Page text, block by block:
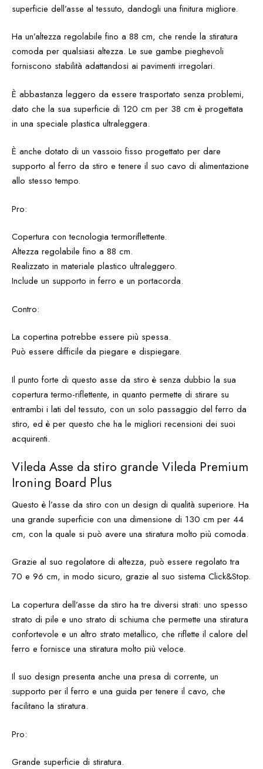
superficie dell’asse al tessuto, dandogli una finitura migliore.
Ha un’altezza regolabile fino a 88 cm, che rende la stiratura
comoda per qualsiasi altezza. Le sue gambe pieghevoli
forniscono stabilità adattandosi ai pavimenti irregolari.
È abbastanza leggero da essere trasportato senza problemi,
dato che la sua superficie di 120 cm per 38 cm è progettata
in una speciale plastica ultraleggera.
È anche dotato di un vassoio fisso progettato per dare
supporto al ferro da stiro e tenere il suo cavo di alimentazione
allo stesso tempo.
Pro:
Copertura con tecnologia termoriflettente.
Altezza regolabile fino a 88 cm.
Realizzato in materiale plastico ultraleggero.
Include un supporto in ferro e un portacorda.
Contro:
La copertina potrebbe essere più spessa.
Può essere difficile da piegare e dispiegare.
Il punto forte di questo asse da stiro è senza dubbio la sua
copertura termo-riflettente, in quanto permette di stirare su
entrambi i lati del tessuto, con un solo passaggio del ferro da
stiro, ed è per questo che ha le migliori recensioni dei suoi
acquirenti.
Vileda Asse da stiro grande Vileda Premium
Ironing Board Plus
Questo è l’asse da stiro con un design di qualità superiore. Ha
una grande superficie con una dimensione di 130 cm per 44
cm, con la quale si può avere una stiratura molto più comoda.
Grazie al suo regolatore di altezza, può essere regolato tra
70 e 96 cm, in modo sicuro, grazie al suo sistema Click&Stop.
La copertura dell’asse da stiro ha tre diversi strati: uno spesso
strato di pile e uno strato di schiuma che permette una stiratura
confortevole e un altro strato metallico, che riflette il calore del
ferro e fornisce una stiratura molto più veloce.
Il suo design presenta anche una presa di corrente, un
supporto per il ferro e una guida per tenere il cavo, che
facilitano la stiratura.
Pro:
Grande superficie di stiratura.